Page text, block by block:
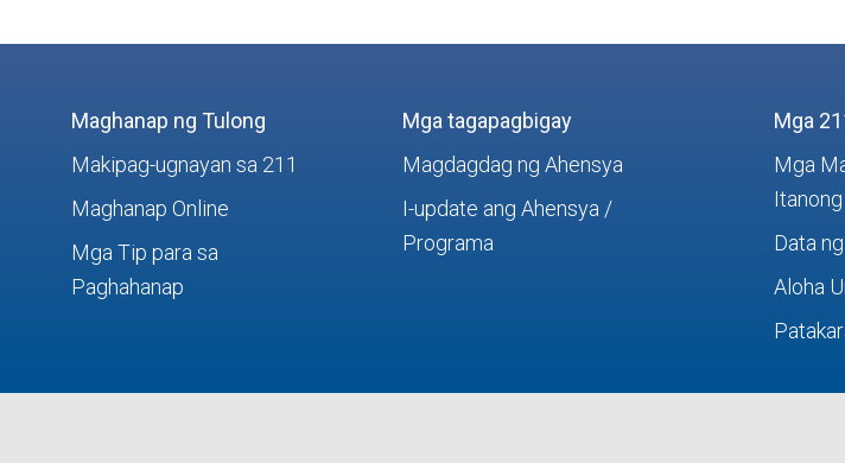
Maghanap ng Tulong
Makipag-ugnayan sa 211
Maghanap Online
Mga Tip para sa
Paghahanap
Mga tagapagbigay
Magdagdag ng Ahensya
I-update ang Ahensya /
Programa
Mga
Mga
Itanong
Data
Aloha